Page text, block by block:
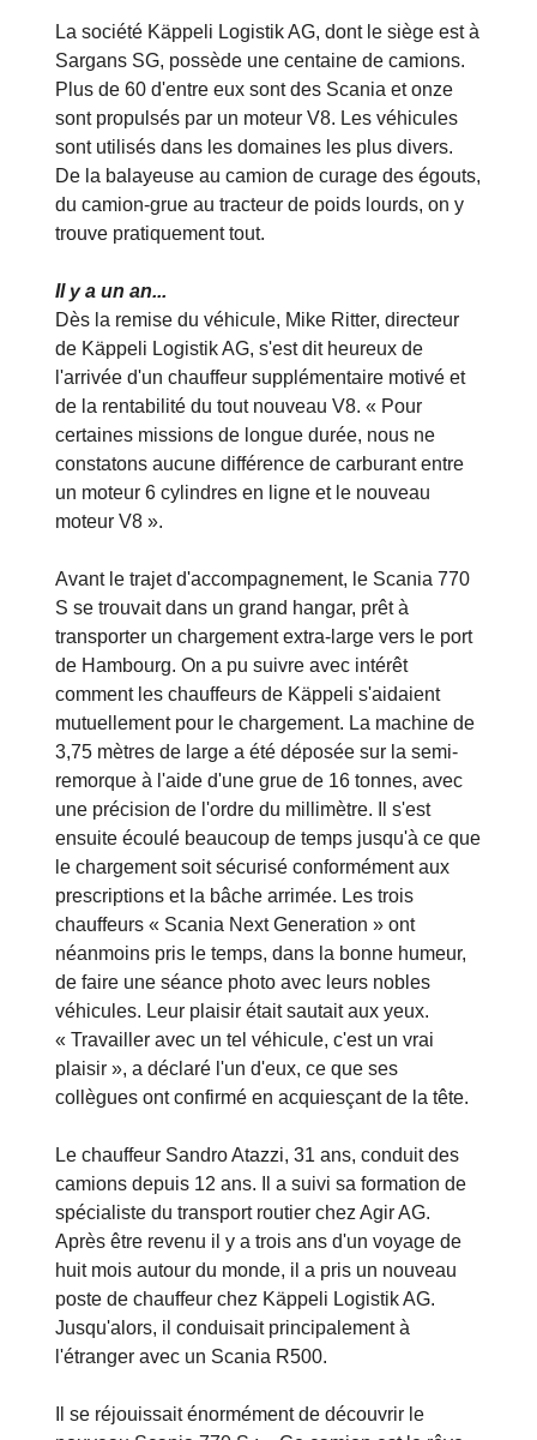
La société Käppeli Logistik AG, dont le siège est à
Sargans SG, possède une centaine de camions.
Plus de 60 d'entre eux sont des Scania et onze
sont propulsés par un moteur V8. Les véhicules
sont utilisés dans les domaines les plus divers.
De la balayeuse au camion de curage des égouts,
du camion-grue au tracteur de poids lourds, on y
trouve pratiquement tout.
Il y a un an...
Dès la remise du véhicule, Mike Ritter, directeur
de Käppeli Logistik AG, s'est dit heureux de
l'arrivée d'un chauffeur supplémentaire motivé et
de la rentabilité du tout nouveau V8. « Pour
certaines missions de longue durée, nous ne
constatons aucune différence de carburant entre
un moteur 6 cylindres en ligne et le nouveau
moteur V8 ».
Avant le trajet d'accompagnement, le Scania 770
S se trouvait dans un grand hangar, prêt à
transporter un chargement extra-large vers le port
de Hambourg. On a pu suivre avec intérêt
comment les chauffeurs de Käppeli s'aidaient
mutuellement pour le chargement. La machine de
3,75 mètres de large a été déposée sur la semi-
remorque à l'aide d'une grue de 16 tonnes, avec
une précision de l'ordre du millimètre. Il s'est
ensuite écoulé beaucoup de temps jusqu'à ce que
le chargement soit sécurisé conformément aux
prescriptions et la bâche arrimée. Les trois
chauffeurs « Scania Next Generation » ont
néanmoins pris le temps, dans la bonne humeur,
de faire une séance photo avec leurs nobles
véhicules. Leur plaisir était sautait aux yeux.
« Travailler avec un tel véhicule, c'est un vrai
plaisir », a déclaré l'un d'eux, ce que ses
collègues ont confirmé en acquiesçant de la tête.
Le chauffeur Sandro Atazzi, 31 ans, conduit des
camions depuis 12 ans. Il a suivi sa formation de
spécialiste du transport routier chez Agir AG.
Après être revenu il y a trois ans d'un voyage de
huit mois autour du monde, il a pris un nouveau
poste de chauffeur chez Käppeli Logistik AG.
Jusqu'alors, il conduisait principalement à
l'étranger avec un Scania R500.
Il se réjouissait énormément de découvrir le